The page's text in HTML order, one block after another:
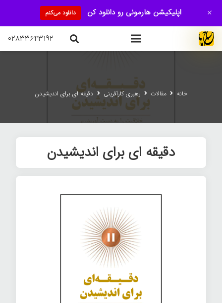
۰۲۸۳۳۶۴۳۱۹۲
خانه مقالات رهبری کارآفرینی دقیقه ای برای اندیشیدن
دقیقه ای برای اندیشیدن
اپلیکیشن هارمونی رو دانلود کن دانلود می‌کنم +